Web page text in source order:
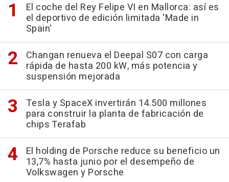
El coche del Rey Felipe VI en Mallorca: así es
el deportivo de edición limitada 'Made in
Spain'
Changan renueva el Deepal S07 con carga
rápida de hasta 200 kW, más potencia y
suspensión mejorada
Tesla y SpaceX invertirán 14.500 millones
para construir la planta de fabricación de
chips Terafab
El holding de Porsche reduce su beneficio un
13,7% hasta junio por el desempeño de
Volkswagen y Porsche